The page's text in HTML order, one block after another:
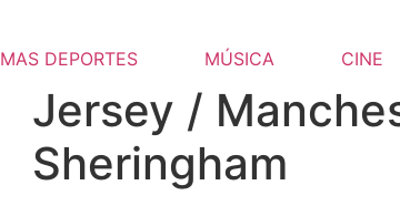
MAS DEPORTES MÚSICA CINE
Jersey /
Sheringham